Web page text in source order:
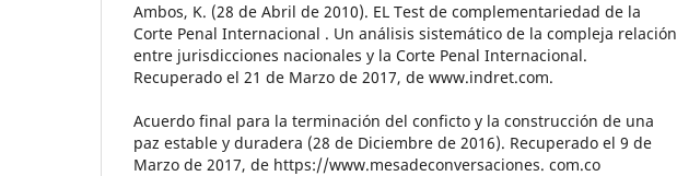
Ambos, K. (28 de Abril de 2010). EL Test de complementariedad de la
Corte Penal Internacional . Un análisis sistemático de la compleja relación
entre jurisdicciones nacionales y la Corte Penal Internacional.
Recuperado el 21 de Marzo de 2017, de www.indret.com.
Acuerdo final para la terminación del conficto y la construcción de una
paz estable y duradera (28 de Diciembre de 2016). Recuperado el 9 de
Marzo de 2017, de https://www.mesadeconversaciones. com.co